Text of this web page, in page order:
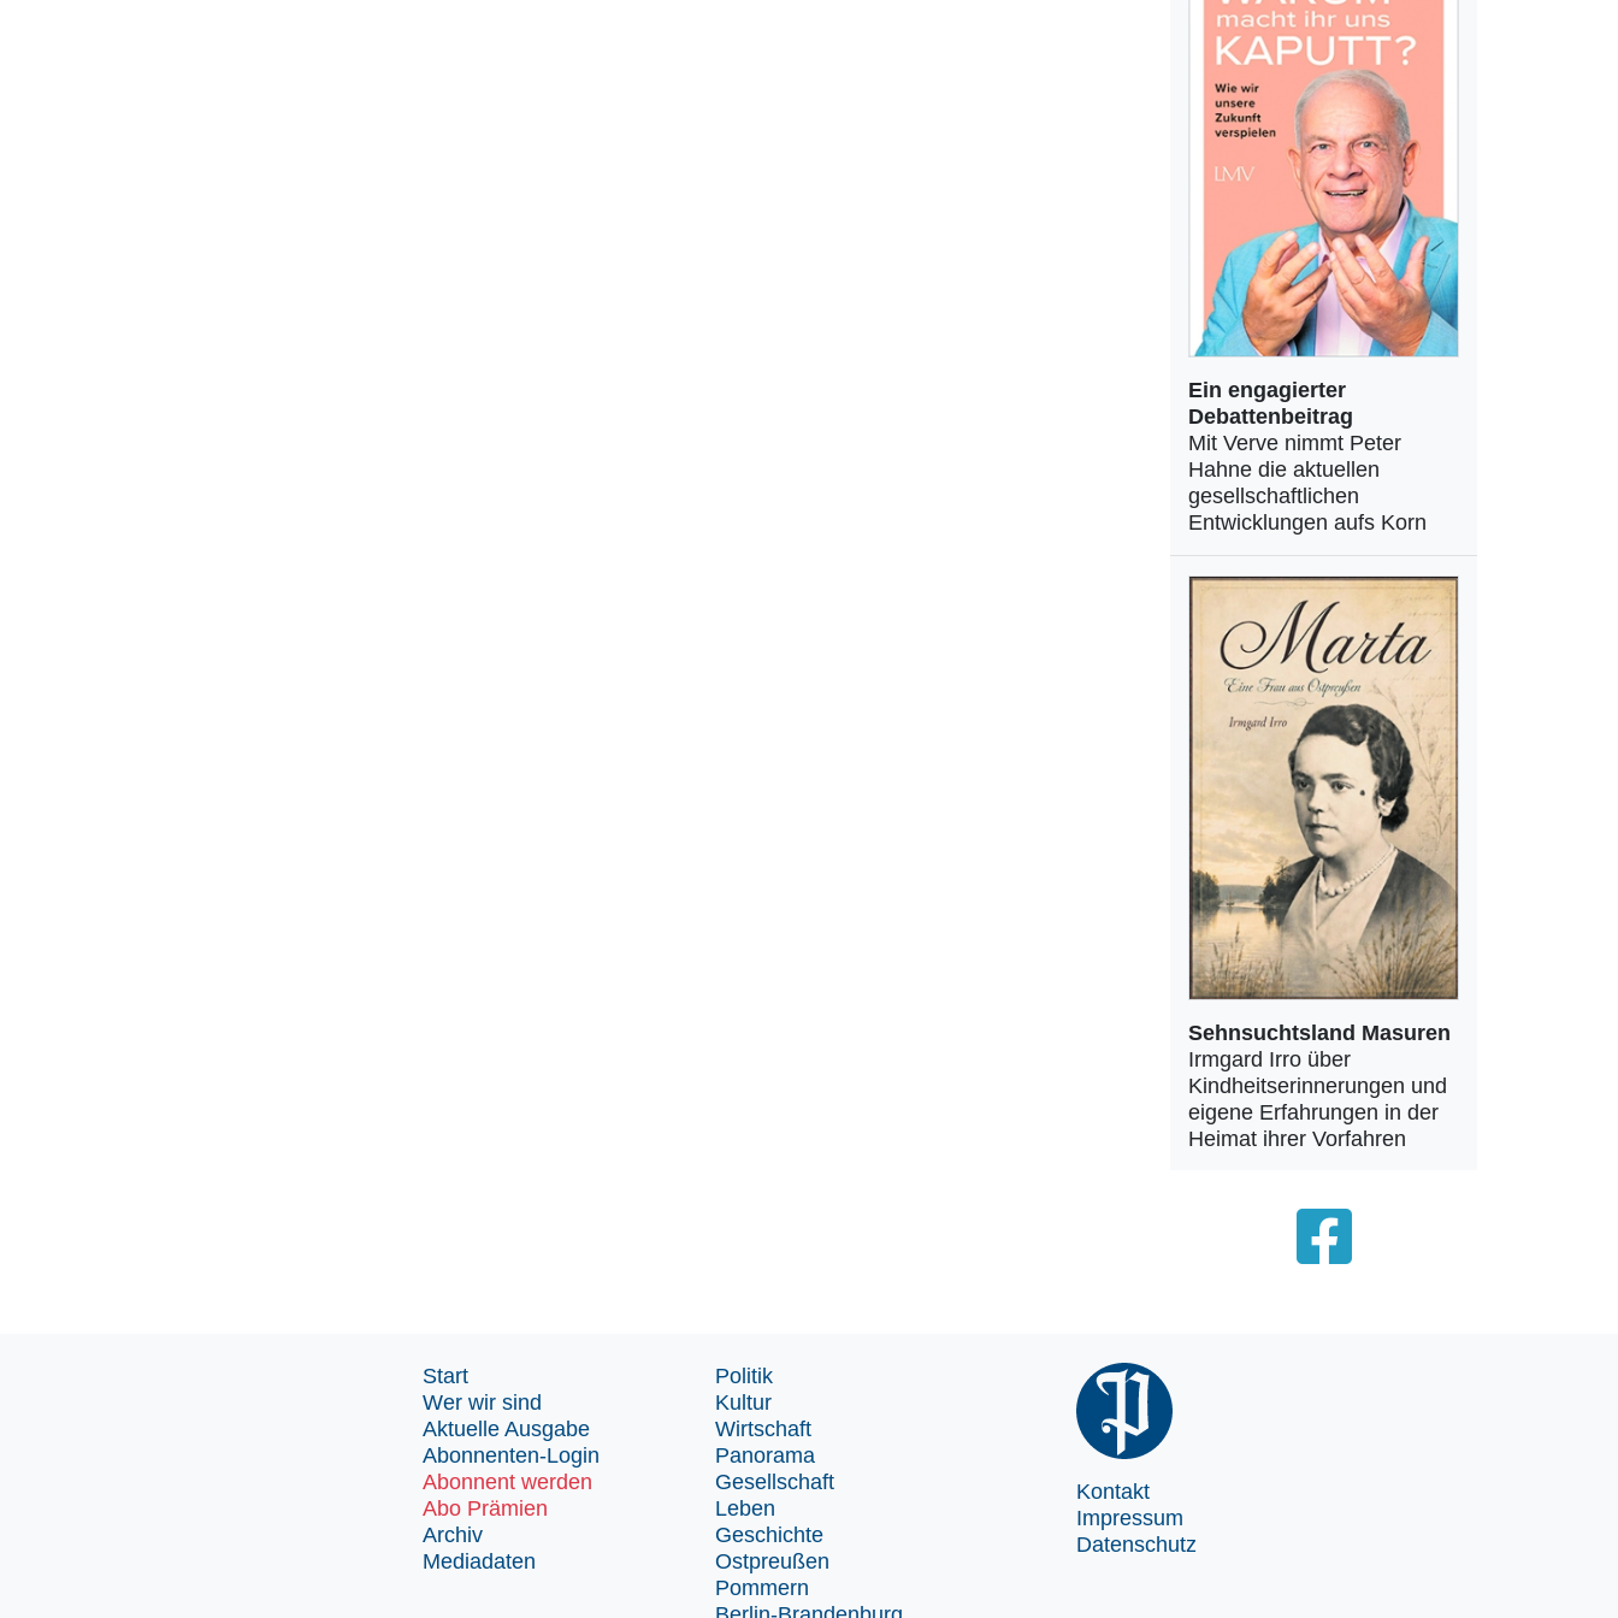
Ein engagierter
Debattenbeitrag
Mit Verve nimmt Peter
Hahne die aktuellen
gesellschaftlichen
Entwicklungen aufs Korn
Sehnsuchtsland Masuren
Irmgard Irro über
Kindheitserinnerungen und
eigene Erfahrungen in der
Heimat ihrer Vorfahren
Start
Wer wir sind
Aktuelle Ausgabe
Abonnenten-Login
Abonnent werden
Abo Prämien
Archiv
Mediadaten
Politik
Kultur
Wirtschaft
Panorama
Gesellschaft
Leben
Geschichte
Ostpreußen
Pommern
Kontakt
Impressum
Datenschutz